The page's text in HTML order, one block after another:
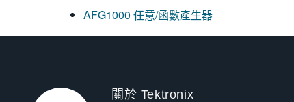
AFG1000 任意/函數產生器
關於 Tektronix